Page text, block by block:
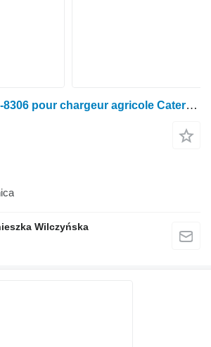
Réducteur 79 139-8306 pour chargeur agricole Caterpillar TH62 TH63 TH82 TH103 TH83
Wilczyńska